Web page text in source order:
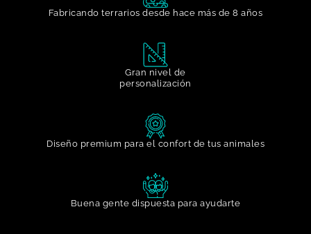
Fabricando terrarios desde hace más de 8 años
Gran nivel de
personalización​
Diseño premium para el confort de tus animales
Buena gente dispuesta para ayudarte​